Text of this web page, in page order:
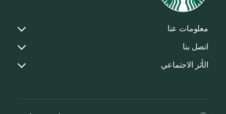
معلومات عنا
اتصل بنا
الأثر الاجتماعي